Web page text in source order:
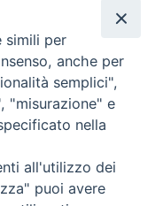
diritti riservati - Vita
simili per
anche per
semplici",
"misurazione" e
nella
all'utilizzo dei
puoi avere